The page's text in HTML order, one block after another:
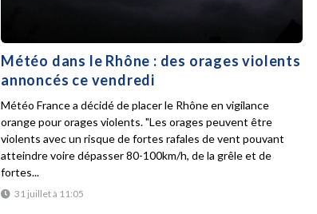
Météo dans le Rhône : des orages violents
annoncés ce vendredi
31 juillet à 11:05
Météo France a décidé de placer le Rhône en vigilance
orange pour orages violents. "Les orages peuvent être
violents avec un risque de fortes rafales de vent pouvant
atteindre voire dépasser 80-100km/h, de la grêle et de
fortes...